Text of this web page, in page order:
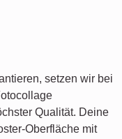
setzen wir bei
Qualität. Deine
Oberfläche mit